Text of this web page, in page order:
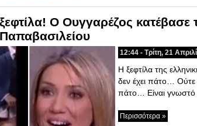
Ο Ουγγαρέζος κατέβασε
12:44 - Τρίτη, 21
Η ξεφτίλα της
δεν έχει πάτο… Ούτε
πάτο… Είναι γνωστό
Περισσότερα »